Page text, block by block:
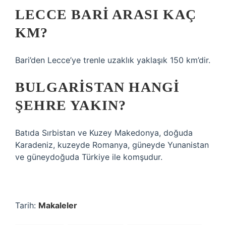
LECCE BARI ARASI KAÇ
KM?
Bari’den Lecce’ye trenle uzaklık yaklaşık 150 km’dir.
BULGARISTAN HANGI
ŞEHRE YAKIN?
Batıda Sırbistan ve Kuzey Makedonya, doğuda
Karadeniz, kuzeyde Romanya, güneyde Yunanistan
ve güneydoğuda Türkiye ile komşudur.
Tarih: Makaleler